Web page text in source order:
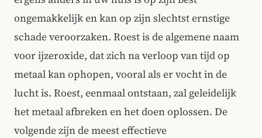
ongemakkelijk en kan op zijn slechtst ernstige
schade veroorzaken. Roest is de algemene naam
voor ijzeroxide, dat zich na verloop van tijd op
metaal kan ophopen, vooral als er vocht in de
lucht is. Roest, eenmaal ontstaan, zal geleidelijk
het metaal afbreken en het doen oplossen. De
volgende zijn de meest effectieve